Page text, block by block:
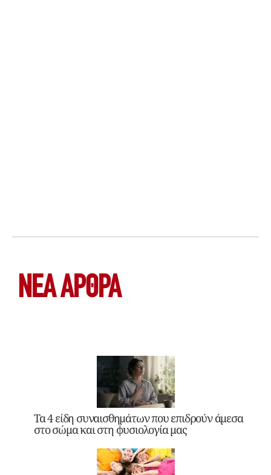
ΝΕΑ ΆΡΘΡΑ
Τα 4 είδη συναισθημάτων που επιδρούν άμεσα
στο σώμα και στη φυσιολογία μας